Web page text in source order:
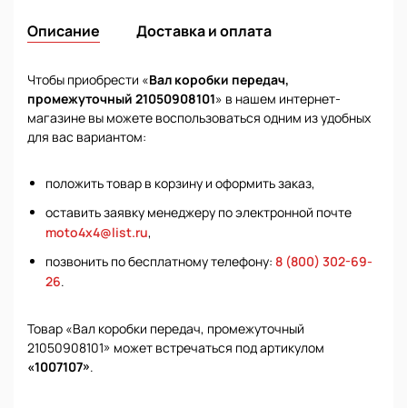
Описание Доставка и оплата
Чтобы приобрести «Вал коробки передач,
промежуточный 21050908101» в нашем интернет-
магазине вы можете воспользоваться одним из удобных
для вас вариантом:
положить товар в корзину и оформить заказ,
оставить заявку менеджеру по электронной почте
moto4x4@list.ru,
позвонить по бесплатному телефону: 8 (800) 302-69-
26.
Товар «Вал коробки передач, промежуточный
21050908101» может встречаться под артикулом
«1007107».